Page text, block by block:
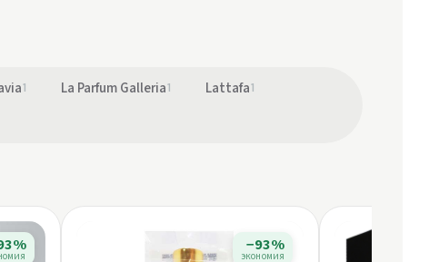
1 La Parfum Galleria1 Lattafa1
−93%
экономия